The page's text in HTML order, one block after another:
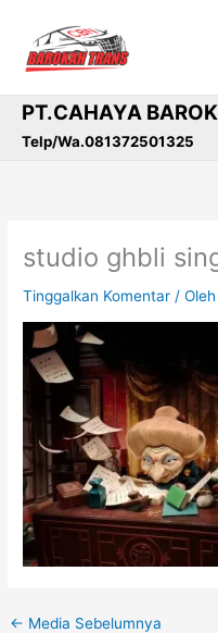
konten
PT.CAHAYA
Telp/Wa.081372501325
studio ghbli
Tinggalkan Komentar /
← Media Sebelumnya